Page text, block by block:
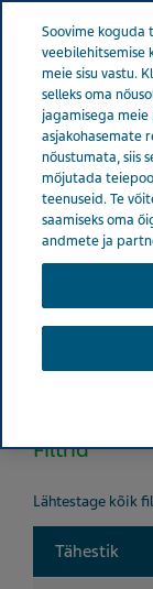
EESTI
Estonia
Vaata
Filtrid
Lähtestage kõik
Tähestik
Soovime
veebilehitsemise
meie sisu vastu.
selleks oma
jagamisega
asjakohasemate
nõustumata, siis
mõjutada
teenuseid. Te
saamiseks oma
andmete ja